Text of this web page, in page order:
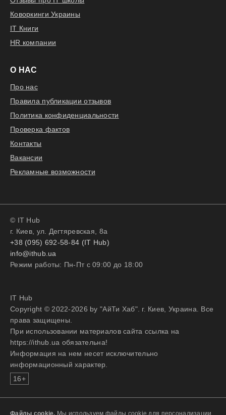
Коворкинги Украины
IT Книги
HR компании
О НАС
Про нас
Правила публикации отзывов
Политика конфиденциальности
Проверка фактов
Контакты
Вакансии
Рекламные возможности
© IT Hub
г. Киев, ул. Дегтяревская, 8а
+38 (095) 692-58-84 (IT Hub)
info@ithub.ua
Режим работы: Пн-Пт с 09:00 до 18:00
IT Hub
Copyright © 2022-2026 by "АйТи Хаб". г. Киев, Украина. Все
права защищены.
При использовании материалов сайта ссылка на
https://ithub.ua обязательна!
Информация на нем несет исключительно
информационный характер.
16+
Файлы cookie. Мы используем файлы cookie для персонализации